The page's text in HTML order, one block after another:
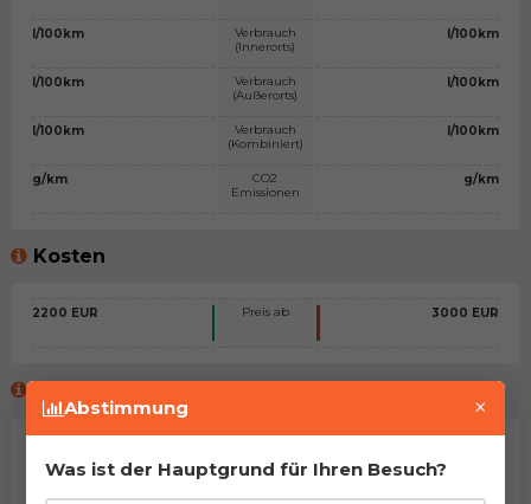
l/100km
l/100km
l/100km
g/km
Verbrauch
(Innerorts)
Verbrauch
(Außerorts)
Verbrauch
(Kombiniert)
CO2
Emissionen
l/100km
l/100km
l/100km
g/km
Kosten
2200 EUR Preis ab 3000 EUR
Abstimmung ×
Was ist der Hauptgrund für Ihren Besuch?